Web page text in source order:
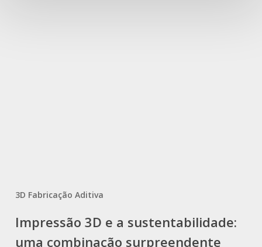
3D Fabricação Aditiva
Impressão 3D e a sustentabilidade:
uma combinação surpreendente